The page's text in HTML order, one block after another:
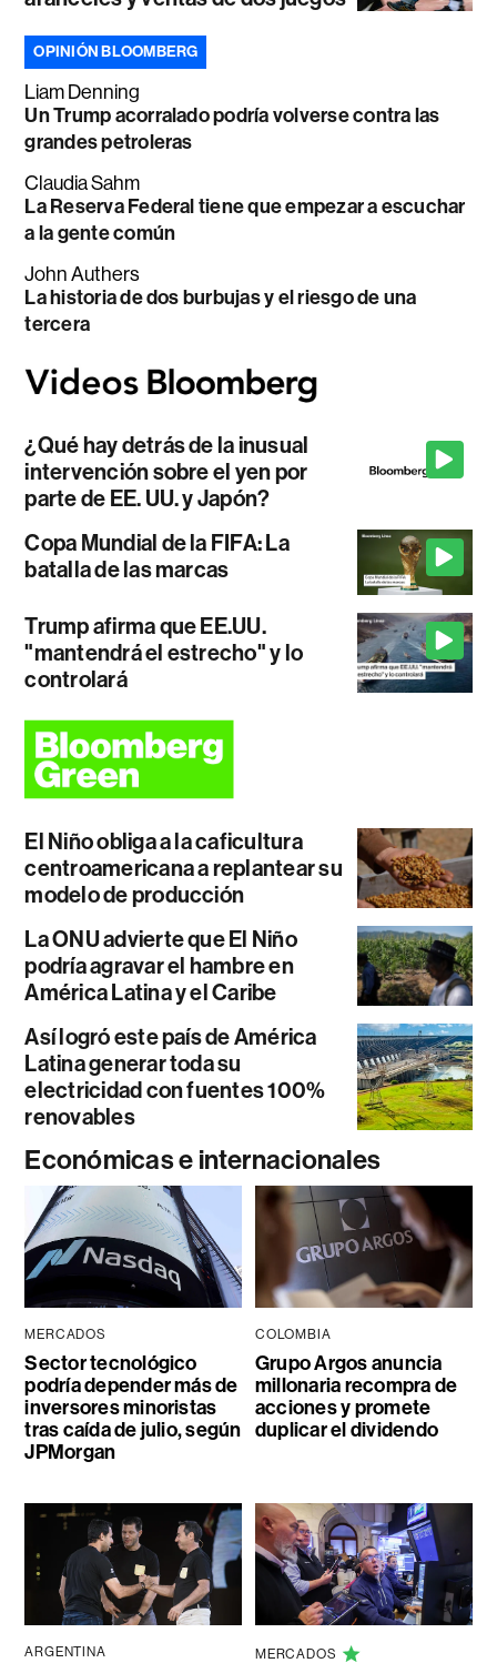
OPINIÓN BLOOMBERG
Liam Denning
Un Trump acorralado podría volverse contra las
grandes petroleras
Claudia Sahm
La Reserva Federal tiene que empezar a escuchar
a la gente común
John Authers
La historia de dos burbujas y el riesgo de una
tercera
¿Qué hay detrás de la inusual
intervención sobre el yen por
parte de EE. UU. y Japón?
Copa Mundial de la FIFA: La
batalla de las marcas
Trump afirma que EE.UU.
"mantendrá el estrecho" y lo
controlará
El Niño obliga a la caficultura
centroamericana a replantear su
modelo de producción
La ONU advierte que El Niño
podría agravar el hambre en
América Latina y el Caribe
Así logró este país de América
Latina generar toda su
electricidad con fuentes 100%
renovables
Económicas e internacionales
MERCADOS
Sector tecnológico
podría depender más de
inversores minoristas
tras caída de julio, según
JPMorgan
COLOMBIA
Grupo Argos anuncia
millonaria recompra de
acciones y promete
duplicar el dividendo
ARGENTINA MERCADOS